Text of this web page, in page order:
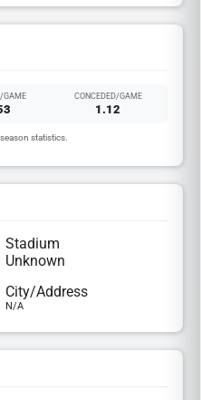
GAME CONCEDED/GAME
1.12
statistics.
Stadium
Unknown
City/Address
N/A